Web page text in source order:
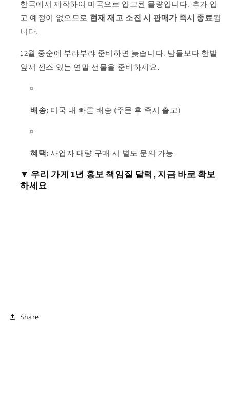
한국에서 제작하여 미국으로 입고된 물량입니다. 추가 입
고 예정이 없으므로 현재 재고 소진 시 판매가 즉시 종료됩
니다.
12월 중순에 부랴부랴 준비하면 늦습니다. 남들보다 한발
앞서 센스 있는 연말 선물을 준비하세요.
배송: 미국 내 빠른 배송 (주문 후 즉시 출고)
혜택: 사업자 대량 구매 시 별도 문의 가능
▼ 우리 가게 1년 홍보 책임질 달력, 지금 바로 확보
하세요
Share